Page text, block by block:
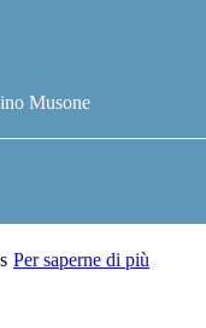
Musone
Per saperne di più